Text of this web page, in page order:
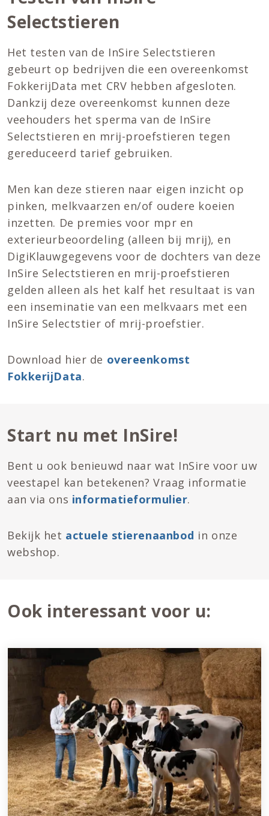
Selectstieren
Het testen van de InSire Selectstieren
gebeurt op bedrijven die een overeenkomst
FokkerijData met CRV hebben afgesloten.
Dankzij deze overeenkomst kunnen deze
veehouders het sperma van de InSire
Selectstieren en mrij-proefstieren tegen
gereduceerd tarief gebruiken.
Men kan deze stieren naar eigen inzicht op
pinken, melkvaarzen en/of oudere koeien
inzetten. De premies voor mpr en
exterieurbeoordeling (alleen bij mrij), en
DigiKlauwgegevens voor de dochters van deze
InSire Selectstieren en mrij-proefstieren
gelden alleen als het kalf het resultaat is van
een inseminatie van een melkvaars met een
InSire Selectstier of mrij-proefstier.
Download hier de overeenkomst
FokkerijData.
Start nu met InSire!
Bent u ook benieuwd naar wat InSire voor uw
veestapel kan betekenen? Vraag informatie
aan via ons informatieformulier.
Bekijk het actuele stierenaanbod in onze
webshop.
Ook interessant voor u: